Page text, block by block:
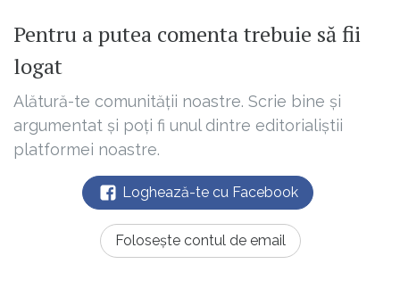
Pentru a putea comenta trebuie să fii
logat
Alătură-te comunității noastre. Scrie bine și
argumentat și poți fi unul dintre editorialiștii
platformei noastre.
Loghează-te cu Facebook
Folosește contul de email